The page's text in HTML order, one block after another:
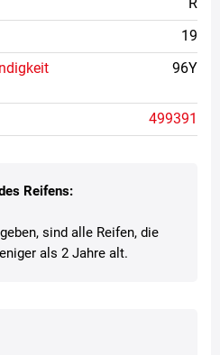
Reifens:
sind alle Reifen, die
als 2 Jahre alt.
R
19
96Y
499391